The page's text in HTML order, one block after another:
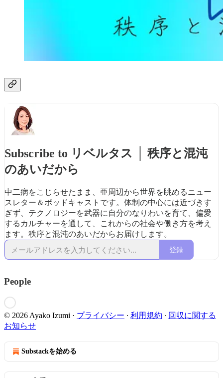
Subscribe to リベルタス │ 秩序と混沌
のあいだから
中二病をこじらせたまま、亜周辺から世界を眺めるニュー
スレター＆ポッドキャストです。体制の中心には近づきす
ぎず、テクノロジーを武器に自分のなりわいを育て、偏愛
するカルチャーを通して、これからの社会や働き方を考え
ます。秩序と混沌のあいだからお届けします。
登録
People
© 2026 Ayako Izumi · プライバシー ∙ 利用規約 ∙ 回収に関する
お知らせ
Substackを始める